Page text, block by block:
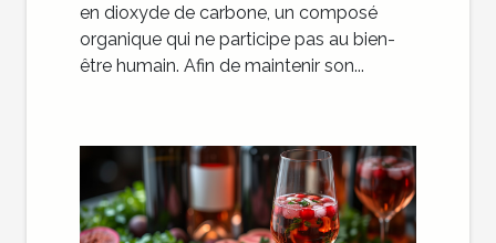
en dioxyde de carbone, un composé
organique qui ne participe pas au bien-
être humain. Afin de maintenir son...